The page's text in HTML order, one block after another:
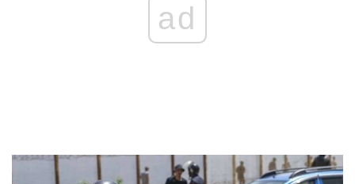
ad